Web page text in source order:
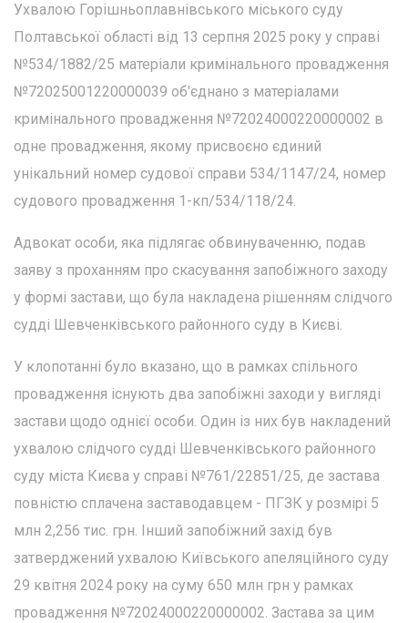
Ухвалою Горішньоплавнівського міського суду
Полтавської області від 13 серпня 2025 року у справі
№534/1882/25 матеріали кримінального провадження
№72025001220000039 об'єднано з матеріалами
кримінального провадження №72024000220000002 в
одне провадження, якому присвоєно єдиний
унікальний номер судової справи 534/1147/24, номер
судового провадження 1-кп/534/118/24.
Адвокат особи, яка підлягає обвинуваченню, подав
заяву з проханням про скасування запобіжного заходу
у формі застави, що була накладена рішенням слідчого
судді Шевченківського районного суду в Києві.
У клопотанні було вказано, що в рамках спільного
провадження існують два запобіжні заходи у вигляді
застави щодо однієї особи. Один із них був накладений
ухвалою слідчого судді Шевченківського районного
суду міста Києва у справі №761/22851/25, де застава
повністю сплачена заставодавцем - ПГЗК у розмірі 5
млн 2,256 тис. грн. Інший запобіжний захід був
затверджений ухвалою Київського апеляційного суду
29 квітня 2024 року на суму 650 млн грн у рамках
провадження №72024000220000002. Застава за цим